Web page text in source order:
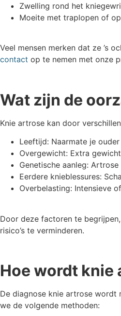
Zwelling rond het
Moeite met traplopen of
Veel mensen merken dat ze ’s
contact op te nemen met onze
Wat zijn de
Knie artrose kan door
Leeftijd: Naarmate je
Overgewicht: Extra
Genetische aanleg:
Eerdere knieblessures:
Overbelasting: Intensieve
Door deze factoren te
risico’s te verminderen.
Hoe wordt knie
De diagnose knie artrose wordt
we de volgende methoden: